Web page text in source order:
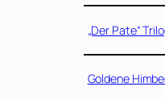
„Der Pate“
Goldene